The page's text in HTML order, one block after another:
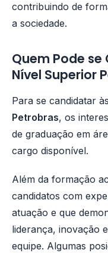
contribuindo de
a sociedade.
Quem Pode
Nível Superior
Para se candidatar às
Petrobras, os
de graduação em
cargo disponível.
Além da formação
candidatos com
atuação e que
liderança, inovação
equipe. Algumas